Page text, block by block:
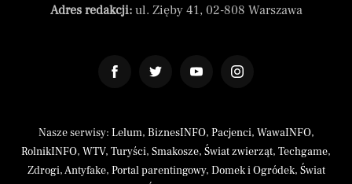
Adres redakcji:ul. Zięby 41, 02-808 Warszawa
Nasze serwisy: Lelum, BiznesINFO, Pacjenci, WawaINFO,
RolnikINFO, WTV, Turyści, Smakosze, Świat zwierząt, Techgame,
Zdrogi,Antyfake, Portal parentingowy, Domek i Ogródek, Świat